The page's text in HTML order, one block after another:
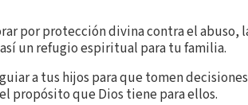
por protección divina contra el abuso,
un refugio espiritual para tu familia.
a tus hijos para que tomen
propósito que Dios tiene para ellos.